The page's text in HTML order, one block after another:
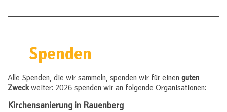
Spenden
Alle Spenden, die wir sammeln, spenden wir für einen guten
Zweckweiter: 2026 spenden wir an folgende Organisationen:
Kirchensanierung in Rauenberg